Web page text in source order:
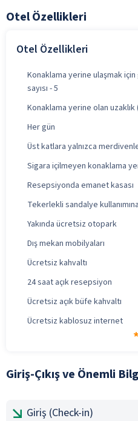
Otel Özellikleri
Otel Özellikleri
Konaklama yerine ulaşmak
sayısı - 5
Konaklama yerine olan
Her gün
Üst katlara yalnızca
Sigara içilmeyen konaklama
Resepsiyonda emanet kasası
Tekerlekli sandalye
Yakında ücretsiz otopark
Dış mekan mobilyaları
Ücretsiz kahvaltı
24 saat açık resepsiyon
Ücretsiz açık büfe kahvaltı
Ücretsiz kablosuz internet
Giriş-Çıkış ve Önemli
Giriş (Check-in)